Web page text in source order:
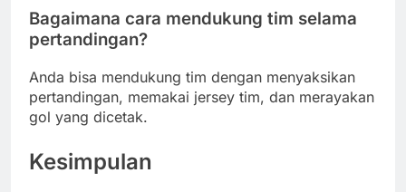
Bagaimana cara mendukung tim selama
pertandingan?
Anda bisa mendukung tim dengan menyaksikan
pertandingan, memakai jersey tim, dan merayakan
gol yang dicetak.
Kesimpulan